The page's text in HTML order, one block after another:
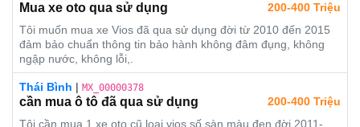
Mua xe oto qua sử dụng
200-400 Triệu
Tôi muốn mua xe Vios đã qua sử dụng đời từ 2010 đến 2015
đảm bảo chuẩn thông tin bảo hành không đâm đụng, không
ngập nước, không lỗi,.
Thái Bình | MX_00000378
cần mua ô tô đã qua sử dụng
200-400 Triệu
Tôi cần mua 1 xe oto cũ loại vios số sàn màu đen đời 2011-